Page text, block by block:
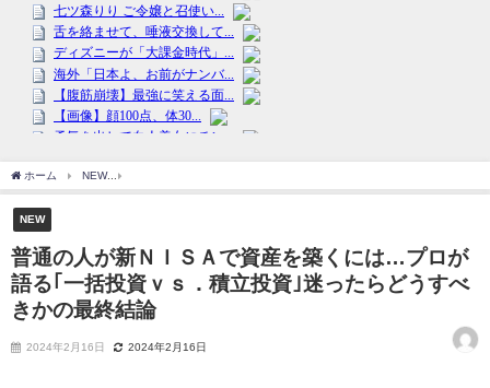
ホーム NEW
NEW
普通の人が新ＮＩＳＡで資産を築くには…プロが
語る｢一括投資ｖｓ．積立投資｣迷ったらどうすべ
きかの最終結論
2024年2月16日 2024年2月16日